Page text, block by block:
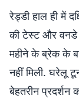
रेड्डी हाल ही में
की टेस्ट और वनडे
महीने के ब्रेक के
नहीं मिली. घरेलू
बेहतरीन